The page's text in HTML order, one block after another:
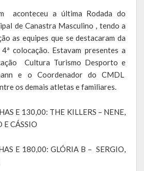
Desporto e Lazer
aconteceu a última Rodada do
de Canastra Masculino , tendo a
as equipes que se destacaram da
colocação. Estavam presentes a
Cultura Turismo Desporto e
e o Coordenador do CMDL
os demais atletas e familiares.
E 130,00: THE KILLERS – NENE,
E CÁSSIO
E 180,00: GLÓRIA B – SERGIO,